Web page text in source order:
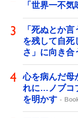
「世界一不
「死ぬとか
を残して自
さ」に向き合
心を病んだ母
れに…ノブコ
を明かす